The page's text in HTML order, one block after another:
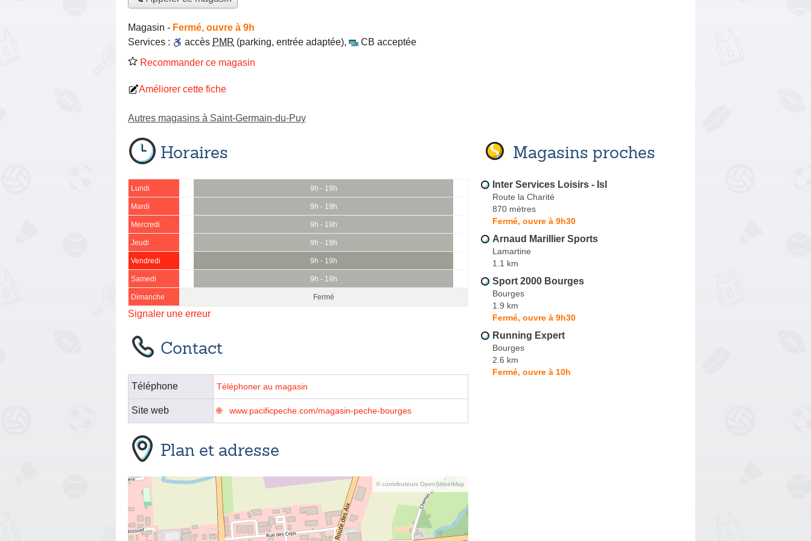
Magasin - Fermé, ouvre à 9h
Services :
accès PMR (parking, entrée adaptée),
CB acceptée
Recommander ce magasin
Améliorer cette fiche
Autres magasins à Saint-Germain-du-Puy
Horaires
Lundi 9h - 19h
Mardi 9h - 19h
Mercredi 9h - 19h
Jeudi 9h - 19h
Vendredi 9h - 19h
Samedi 9h - 19h
Dimanche Fermé
Signaler une erreur
Contact
Téléphone Téléphoner au magasin
Site web www.pacificpeche.com/magasin-peche-bourges
Plan et adresse
© contributeurs OpenStreetMap
Magasins proches
Inter Services Loisirs - Isl
Route la Charité
870 mètres
Fermé, ouvre à 9h30
Arnaud Marillier Sports
Lamartine
1.1 km
Sport 2000 Bourges
Bourges
1.9 km
Fermé, ouvre à 9h30
Running Expert
Bourges
2.6 km
Fermé, ouvre à 10h